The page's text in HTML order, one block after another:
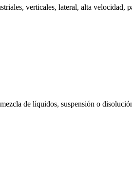
verticales, lateral, alta velocidad,
de líquidos, suspensión o